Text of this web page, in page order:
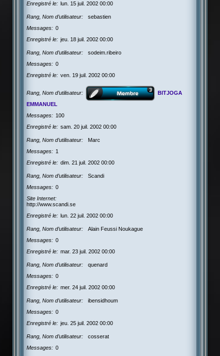
Enregistré le
lun. 15 juil. 2002 00:00
Rang, Nom d’utilisateur
sebastien
Messages
0
Enregistré le
jeu. 18 juil. 2002 00:00
Rang, Nom d’utilisateur
sodeim.ribeiro
Messages
0
Enregistré le
ven. 19 juil. 2002 00:00
Rang, Nom d’utilisateur
BITJOGA
EMMANUEL
Messages
100
Enregistré le
sam. 20 juil. 2002 00:00
Rang, Nom d’utilisateur
Marc
Messages
1
Enregistré le
dim. 21 juil. 2002 00:00
Rang, Nom d’utilisateur
Scandi
Messages
0
Site Internet
http://www.scandi.se
Enregistré le
lun. 22 juil. 2002 00:00
Rang, Nom d’utilisateur
Alain Feussi Noukague
Messages
0
Enregistré le
mar. 23 juil. 2002 00:00
Rang, Nom d’utilisateur
quenard
Messages
0
Enregistré le
mer. 24 juil. 2002 00:00
Rang, Nom d’utilisateur
ibensidhoum
Messages
0
Enregistré le
jeu. 25 juil. 2002 00:00
Rang, Nom d’utilisateur
cosserat
Messages
0